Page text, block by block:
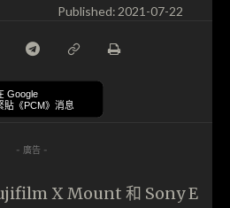
Published:2021-07-22
Google
貼《PCM》消息
- 廣告 -
X Mount 和 Sony E